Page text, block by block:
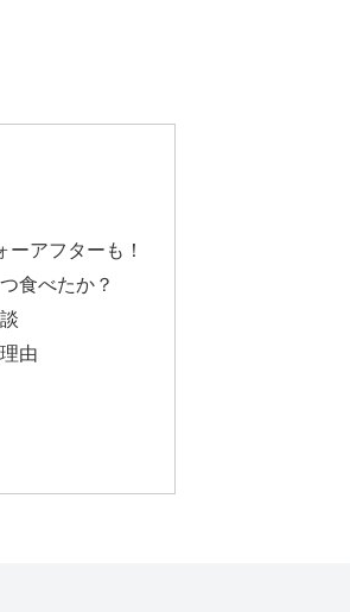
アフターも！
食べたか？
由